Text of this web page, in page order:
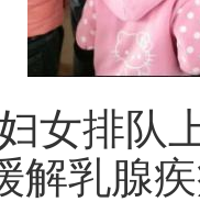
排队上
解乳腺